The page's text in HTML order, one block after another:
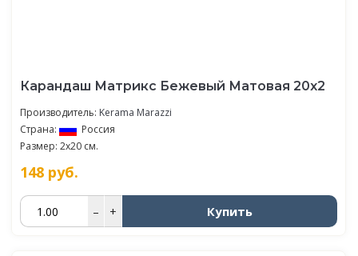
Карандаш Матрикс Бежевый Матовая 20х2
Производитель: Kerama Marazzi
Страна:
Россия
Размер: 2x20 см.
148 руб.
– + Купить